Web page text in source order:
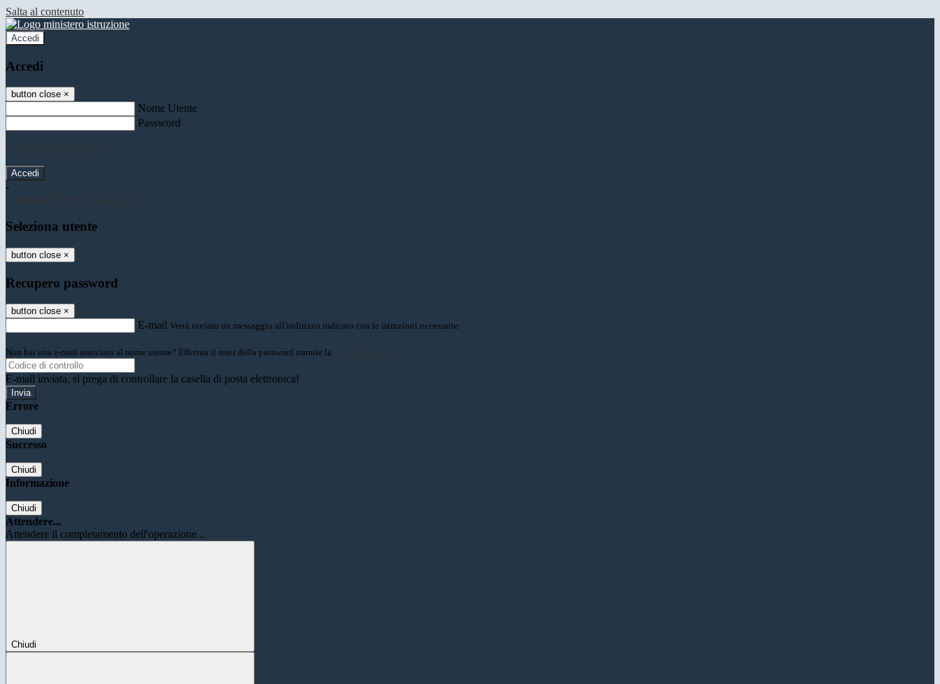
Salta al contenuto
Accedi
Accedi
button close ×
Nome Utente
Password
-
Seleziona utente
button close ×
Recupero password
button close ×
E-mail Verrà inviato un messaggio all'indirizzo indicato con le istruzioni necessarie.
Non hai una e-mail associata al nome utente? Effettua il reset della password tramite la
E-mail inviata, si prega di controllare la casella di posta elettronica!
Errore
Chiudi
Successo
Chiudi
Informazione
Chiudi
Attendere...
Attendere il completamento dell'operazione...
Chiudi